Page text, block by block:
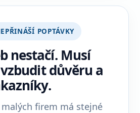
POPTÁVKY
nestačí. Musí
důvěru a
firem má stejné